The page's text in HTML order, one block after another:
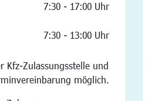
7:30 - 17:00 Uhr
7:30 - 13:00 Uhr
Kfz-Zulassungsstelle und
möglich.